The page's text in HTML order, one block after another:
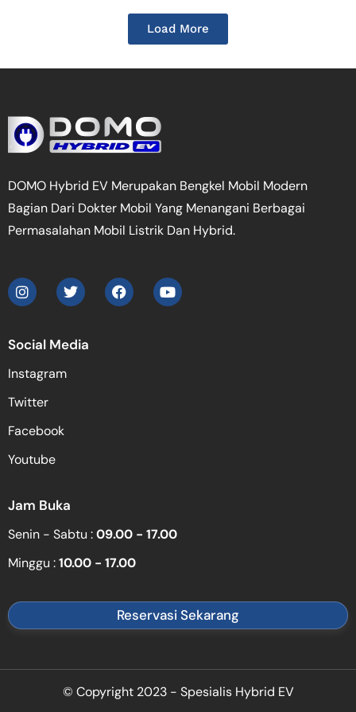
Load More
DOMO Hybrid EV Merupakan Bengkel Mobil Modern
Bagian Dari Dokter Mobil Yang Menangani Berbagai
Permasalahan Mobil Listrik Dan Hybrid.
Social Media
Instagram
Twitter
Facebook
Youtube
Jam Buka
Senin - Sabtu :09.00 - 17.00
Minggu :10.00 - 17.00
Reservasi Sekarang
© Copyright 2023 - Spesialis Hybrid EV